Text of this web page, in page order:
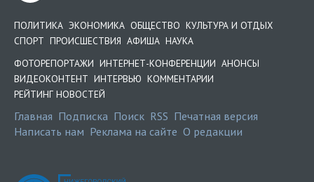
ПОЛИТИКА ЭКОНОМИКА ОБЩЕСТВО КУЛЬТУРА И ОТДЫХ
СПОРТ ПРОИСШЕСТВИЯ АФИША НАУКА
ФОТОРЕПОРТАЖИ ИНТЕРНЕТ-КОНФЕРЕНЦИИ АНОНСЫ
ВИДЕОКОНТЕНТ ИНТЕРВЬЮ КОММЕНТАРИИ
РЕЙТИНГ НОВОСТЕЙ
Главная Подписка Поиск RSS Печатная версия
Написать нам Реклама на сайте О редакции